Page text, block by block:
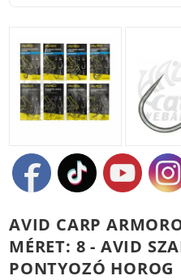
AVID CARP
MÉRET: 8 - AVID
PONTYOZÓ HOROG